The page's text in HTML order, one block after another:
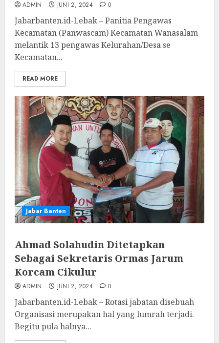
ADMIN JUNI 2, 2024 0
Jabarbanten.id-Lebak – Panitia Pengawas
Kecamatan (Panwascam) Kecamatan Wanasalam
melantik 13 pengawas Kelurahan/Desa se
Kecamatan...
READ MORE
Jabar Banten
Ahmad Solahudin Ditetapkan
Sebagai Sekretaris Ormas Jarum
Korcam Cikulur
ADMIN JUNI 2, 2024 0
Jabarbanten.id-Lebak – Rotasi jabatan disebuah
Organisasi merupakan hal yang lumrah terjadi.
Begitu pula halnya...